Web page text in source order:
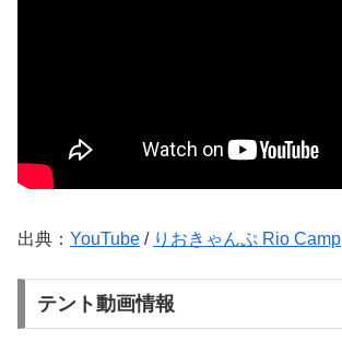
出典： YouTube / りおきゃんぷ Rio Camp
テント動画情報